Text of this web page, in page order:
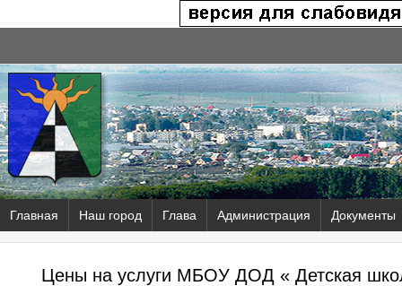
Главная Наш город Глава Администрация Документы
Цены на услуги МБОУ ДОД « Детская